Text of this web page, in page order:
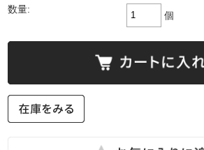
数量:
個